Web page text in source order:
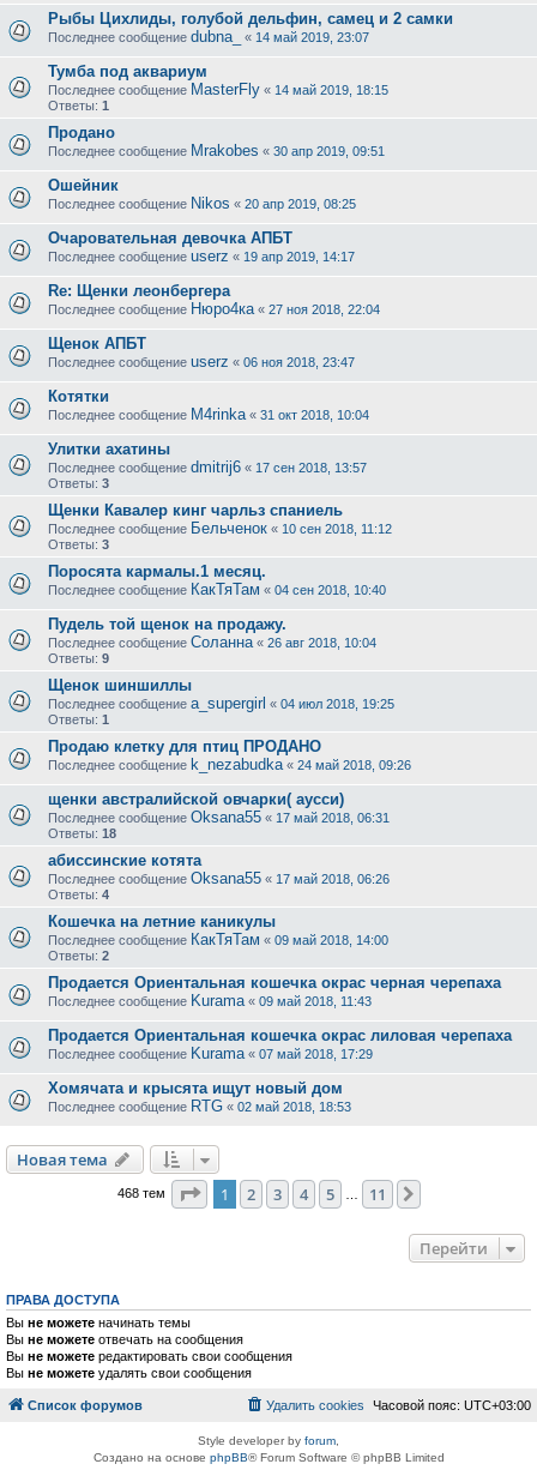
Рыбы Цихлиды, голубой дельфин, самец и 2 самки
Последнее сообщение dubna_ « 14 май 2019, 23:07
Тумба под аквариум
Последнее сообщение MasterFly « 14 май 2019, 18:15
Ответы: 1
Продано
Последнее сообщение Mrakobes « 30 апр 2019, 09:51
Ошейник
Последнее сообщение Nikos « 20 апр 2019, 08:25
Очаровательная девочка АПБТ
Последнее сообщение userz « 19 апр 2019, 14:17
Re: Щенки леонбергера
Последнее сообщение Нюро4ка « 27 ноя 2018, 22:04
Щенок АПБТ
Последнее сообщение userz « 06 ноя 2018, 23:47
Котятки
Последнее сообщение M4rinka « 31 окт 2018, 10:04
Улитки ахатины
Последнее сообщение dmitrij6 « 17 сен 2018, 13:57
Ответы: 3
Щенки Кавалер кинг чарльз спаниель
Последнее сообщение Бельченок « 10 сен 2018, 11:12
Ответы: 3
Поросята кармалы.1 месяц.
Последнее сообщение КакТяТам « 04 сен 2018, 10:40
Пудель той щенок на продажу.
Последнее сообщение Соланна « 26 авг 2018, 10:04
Ответы: 9
Щенок шиншиллы
Последнее сообщение a_supergirl « 04 июл 2018, 19:25
Ответы: 1
Продаю клетку для птиц ПРОДАНО
Последнее сообщение k_nezabudka « 24 май 2018, 09:26
щенки австралийской овчарки( аусси)
Последнее сообщение Oksana55 « 17 май 2018, 06:31
Ответы: 18
абиссинские котята
Последнее сообщение Oksana55 « 17 май 2018, 06:26
Ответы: 4
Кошечка на летние каникулы
Последнее сообщение КакТяТам « 09 май 2018, 14:00
Ответы: 2
Продается Ориентальная кошечка окрас черная черепаха
Последнее сообщение Kurama « 09 май 2018, 11:43
Продается Ориентальная кошечка окрас лиловая черепаха
Последнее сообщение Kurama « 07 май 2018, 17:29
Хомячата и крысята ищут новый дом
Последнее сообщение RTG « 02 май 2018, 18:53
Новая тема
468 тем Страница из 11
1 2 3 4 5 11
Перейти
ПРАВА ДОСТУПА
Вы не можете начинать темы
Вы не можете отвечать на сообщения
Вы не можете редактировать свои сообщения
Вы не можете удалять свои сообщения
Список форумов Часовой пояс: UTC+03:00
Удалить cookies
Style developer by forum
Создано на основе phpBB® Forum Software © phpBB Limited